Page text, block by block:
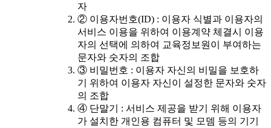
자
② 이용자번호(ID) : 이용자 식별과 이용자의
서비스 이용을 위하여 이용계약 체결시 이용
자의 선택에 의하여 교육정보원이 부여하는
문자와 숫자의 조합
③ 비밀번호 : 이용자 자신의 비밀을 보호하
기 위하여 이용자 자신이 설정한 문자와 숫자
의 조합
④ 단말기 : 서비스 제공을 받기 위해 이용자
가 설치한 개인용 컴퓨터 및 모뎀 등의 기기